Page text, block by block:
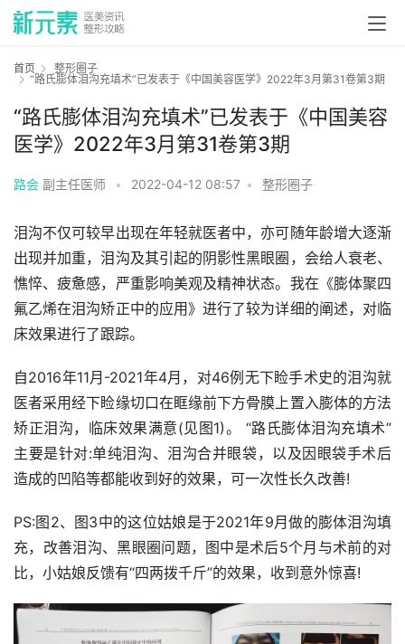
首页
整形圈子
“路氏膨体泪沟充填术”已发表于《中国美容医学》2022年3月第31卷第3期
“路氏膨体泪沟充填术”已发表于《中国美容
医学》2022年3月第31卷第3期
路会 副主任医师 • 2022-04-12 08:57 • 整形圈子
泪沟不仅可较早出现在年轻就医者中，亦可随年龄增大逐渐
出现并加重，泪沟及其引起的阴影性黑眼圈，会给人衰老、
憔悴、疲惫感，严重影响美观及精神状态。我在《膨体聚四
氟乙烯在泪沟矫正中的应用》进行了较为详细的阐述，对临
床效果进行了跟踪。
自2016年11月-2021年4月，对46例无下睑手术史的泪沟就
医者采用经下睑缘切口在眶缘前下方骨膜上置入膨体的方法
矫正泪沟，临床效果满意(见图1)。 “路氏膨体泪沟充填术”
主要是针对:单纯泪沟、泪沟合并眼袋，以及因眼袋手术后
造成的凹陷等都能收到好的效果，可一次性长久改善!
PS:图2、图3中的这位姑娘是于2021年9月做的膨体泪沟填
充，改善泪沟、黑眼圈问题，图中是术后5个月与术前的对
比，小姑娘反馈有“四两拨千斤”的效果，收到意外惊喜!